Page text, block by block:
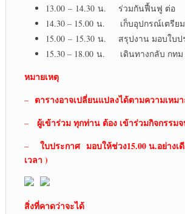
13.00 – 14.30 น. ร่วมกันฟื้นฟู ต่อ
14.30 – 15.00 น. เก็บอุปกรณ์เตรีย
15.00 – 15.30 น. สรุปงาน มอบใบป
15.30 – 18.00 น. เดินทางกลับ กท
หมายเหตุ
– ตารางอาจเปลี่ยนแปลงได้ตามความเหม
– ผู้เข้าร่วม ทุกท่าน ต้อง เข้าร่วมกิจกรรม
– ใบประกาศ มอบให้ช่วง15.00 น.อย่างเ
เวลา )
สิ่งที่คาดว่าจะได้